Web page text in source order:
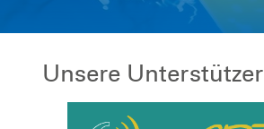
Unsere Unterstützer